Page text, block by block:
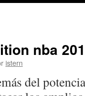
nba
istern
del